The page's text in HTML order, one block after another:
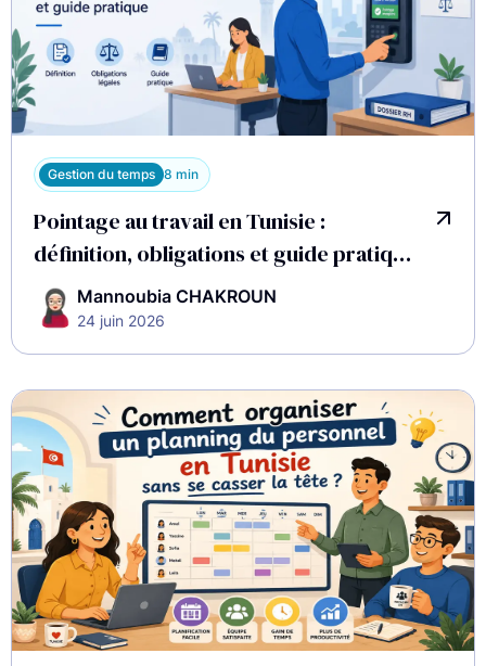
Gestion du temps 8 min
Pointage au travail en Tunisie :
définition, obligations et guide pratique
2026Mannoubia CHAKROUN
24 juin 2026